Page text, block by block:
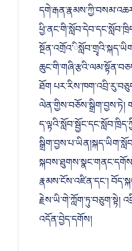
ཐོག
ལེན་གྱིས་བཅོས་སྒྲིག་བྱས་ཏེ།
རྣམས་ངོས་འཛིན་དང་།
རྗེས་ཡི་གེ་ཀློག་ཏུ་བཅུག་སྟེ།
འདོན་བྱེད་དགོས།